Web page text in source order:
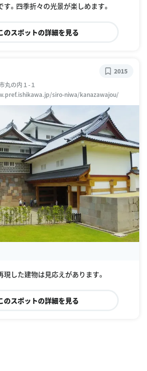
。四季折々の光景が楽しめます。
のスポットの詳細を見る
丸の内１-１
siro-niwa/kanazawajou/
2015
した建物は見応えがあります。
のスポットの詳細を見る